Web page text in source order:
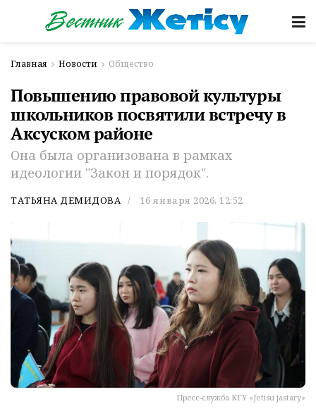
Главная Новости Общество
Повышению правовой культуры
школьников посвятили встречу в
Аксуском районе
Она была организована в рамках
идеологии "Закон и порядок".
ТАТЬЯНА ДЕМИДОВА 16 января 2026, 12:52
Пресс-служба КГУ «Jetisu jastary»